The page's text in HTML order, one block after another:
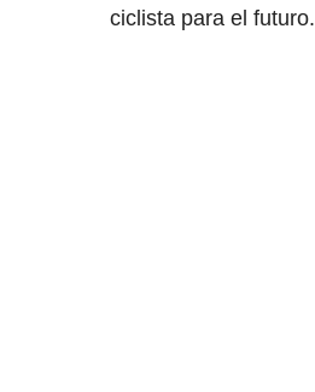
ciclista para el futuro.